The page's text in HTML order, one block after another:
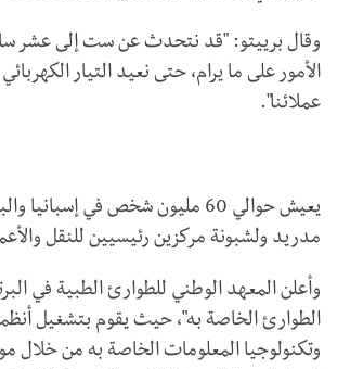
وقال برييتو: "قد نتحدث عن ست إلى عشر
الأمور على ما يرام، حتى نعيد التيار
عملائنا".
يعيش حوالي 60 مليون شخص في إسبانيا
مدريد ولشبونة مركزين رئيسيين للنقل
وأعلن المعهد الوطني للطوارئ الطبية في
الطوارئ الخاصة به"، حيث يقوم بتشغيل
وتكنولوجيا المعلومات الخاصة به من خلال